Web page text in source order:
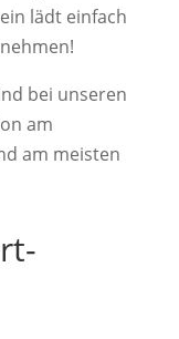
lädt einfach
bei unseren
am
am meisten